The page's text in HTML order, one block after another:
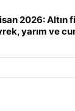
2026: Altın
yarım ve